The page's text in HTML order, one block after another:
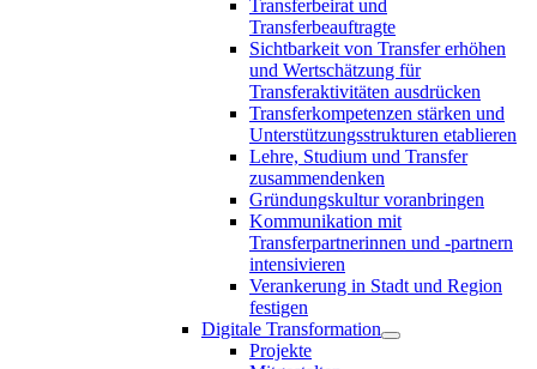
Transferbeirat und
Transferbeauftragte
Sichtbarkeit von Transfer erhöhen
und Wertschätzung für
Transferaktivitäten ausdrücken
Transferkompetenzen stärken und
Unterstützungsstrukturen etablieren
Lehre, Studium und Transfer
zusammendenken
Gründungskultur voranbringen
Kommunikation mit
Transferpartnerinnen und -partnern
intensivieren
Verankerung in Stadt und Region
festigen
Digitale Transformation
Projekte